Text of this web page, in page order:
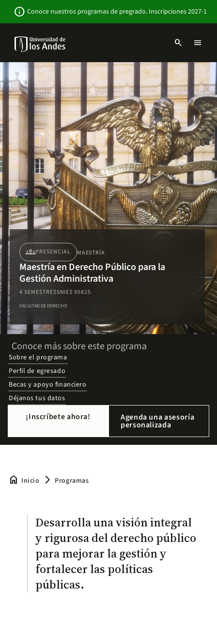
contenido
info Conoce nuestros programas de pregrado. Inscripciones 2027-1
Navbar
Institucional
search menu
groupsPRESENCIAL MAESTRÍA
Maestría en Derecho Público para la
Gestión Administrativa
4 SEMESTRESSNIES 90825
FACULTAD DE DERECHO
Conoce más sobre este programa
Sobre el programa
Perfil de egresado
Becas y apoyo financiero
Déjanos tus datos
¡Inscríbete ahora! Agenda una asesoría
personalizada
home Inicio arrow_forward_ios Programas
Desarrolla una visión integral
y rigurosa del derecho público
para mejorar la gestión y
fortalecer las políticas
públicas.